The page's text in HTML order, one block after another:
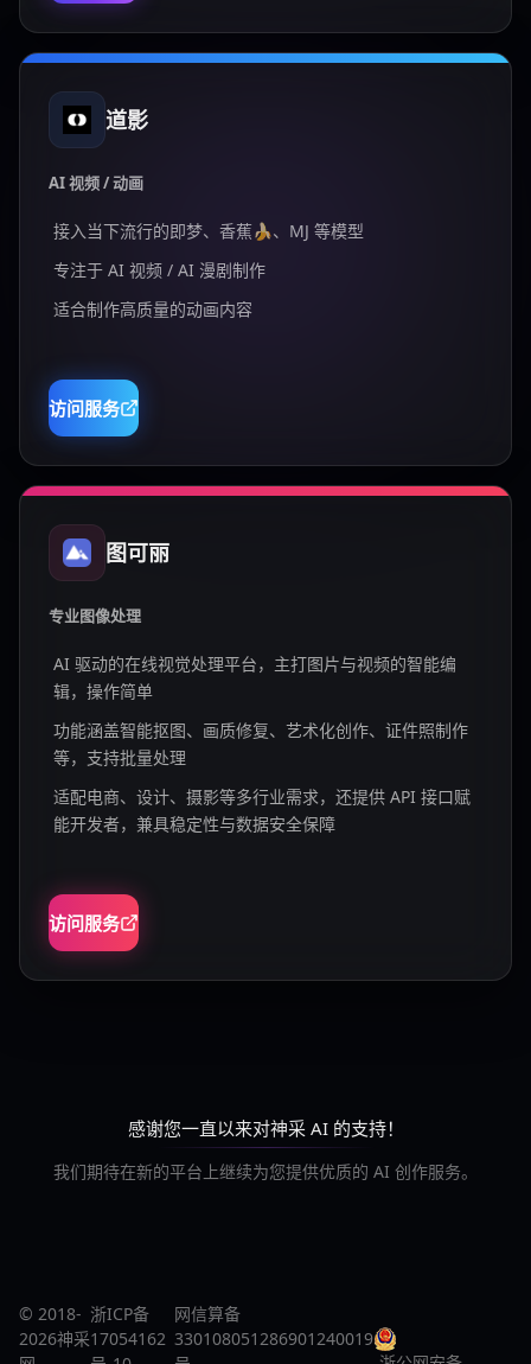
道影
AI 视频 / 动画
接入当下流行的即梦、香蕉🍌、MJ 等模型
专注于 AI 视频 / AI 漫剧制作
适合制作高质量的动画内容
访问服务
图可丽
专业图像处理
AI 驱动的在线视觉处理平台，主打图片与视频的智能编
辑，操作简单
功能涵盖智能抠图、画质修复、艺术化创作、证件照制作
等，支持批量处理
适配电商、设计、摄影等多行业需求，还提供 API 接口赋
能开发者，兼具稳定性与数据安全保障
访问服务
感谢您一直以来对神采 AI 的支持！
我们期待在新的平台上继续为您提供优质的 AI 创作服务。
© 2018-
2026神采
浙ICP备
17054162
网信算备
330108051286901240019